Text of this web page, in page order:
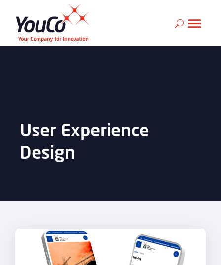
User Experience
Design